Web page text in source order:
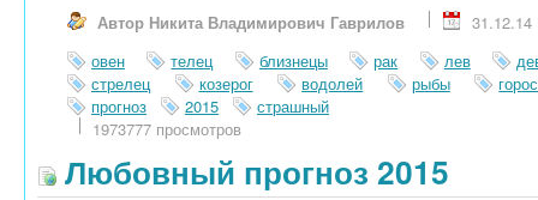
Автор Никита Владимирович Гаврилов
31.12.14
овен
телец близнецы рак лев
стрелец
козерог водолей рыбы
прогноз
2015
страшный
1973777 просмотров
Любовный прогноз 2015